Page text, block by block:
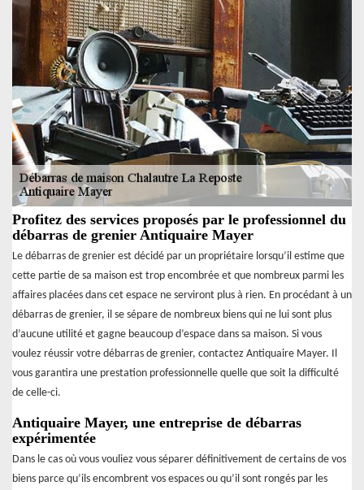
Profitez des services proposés par le professionnel du
débarras de grenier Antiquaire Mayer
Le débarras de grenier est décidé par un propriétaire lorsqu’il estime que
cette partie de sa maison est trop encombrée et que nombreux parmi les
affaires placées dans cet espace ne serviront plus à rien. En procédant à un
débarras de grenier, il se sépare de nombreux biens qui ne lui sont plus
d’aucune utilité et gagne beaucoup d’espace dans sa maison. Si vous
voulez réussir votre débarras de grenier, contactez Antiquaire Mayer. Il
vous garantira une prestation professionnelle quelle que soit la difficulté
de celle-ci.
Antiquaire Mayer, une entreprise de débarras
expérimentée
Dans le cas où vous vouliez vous séparer définitivement de certains de vos
biens parce qu’ils encombrent vos espaces ou qu’il sont rongés par les